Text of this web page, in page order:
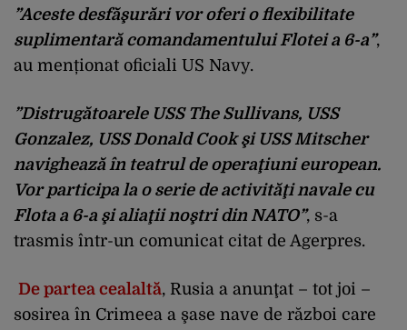
”Aceste desfăşurări vor oferi o flexibilitate
suplimentară comandamentului Flotei a 6-a”,
au menționat oficiali US Navy.
”Distrugătoarele USS The Sullivans, USS
Gonzalez, USS Donald Cook şi USS Mitscher
navighează în teatrul de operaţiuni european.
Vor participa la o serie de activităţi navale cu
Flota a 6-a şi aliaţii noştri din NATO”, s-a
trasmis într-un comunicat citat de Agerpres.
De partea cealaltă, Rusia a anunţat – tot joi –
sosirea în Crimeea a şase nave de război care